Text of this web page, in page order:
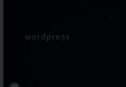
wordpress